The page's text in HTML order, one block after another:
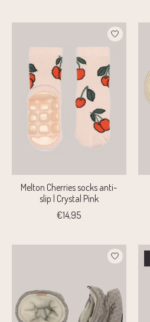
Melton Cherries socks anti-
slip | Crystal Pink
€14,95